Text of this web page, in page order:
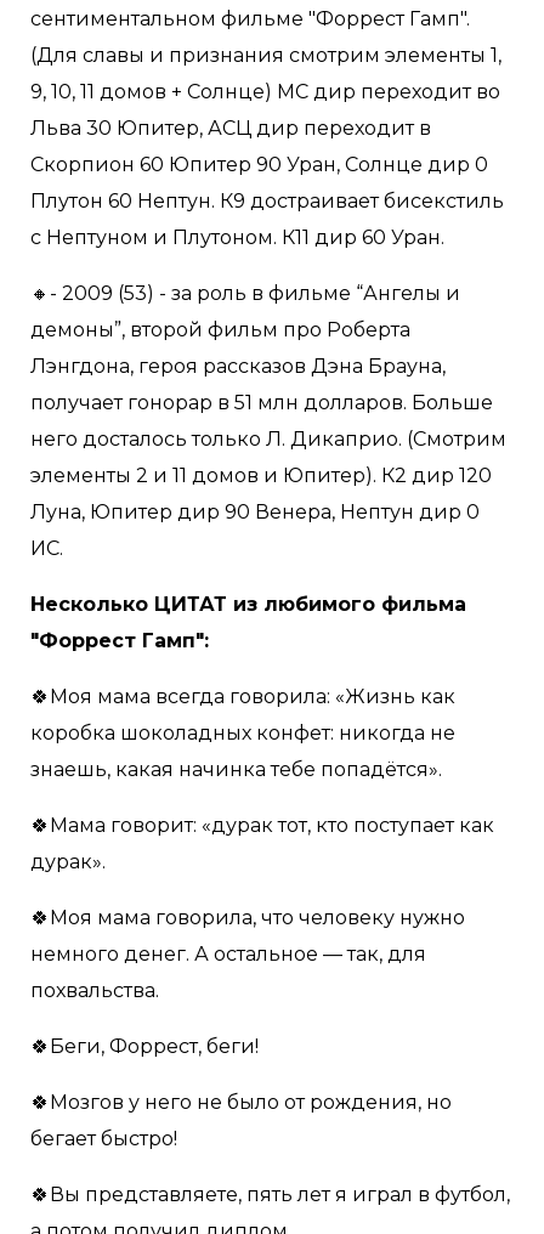
сентиментальном фильме "Форрест Гамп".
(Для славы и признания смотрим элементы 1,
9, 10, 11 домов + Солнце) МС дир переходит во
Льва 30 Юпитер, АСЦ дир переходит в
Скорпион 60 Юпитер 90 Уран, Солнце дир 0
Плутон 60 Нептун. К9 достраивает бисекстиль
с Нептуном и Плутоном. К11 дир 60 Уран.
🔸- 2009 (53) - за роль в фильме “Ангелы и
демоны”, второй фильм про Роберта
Лэнгдона, героя рассказов Дэна Брауна,
получает гонорар в 51 млн долларов. Больше
него досталось только Л. Дикаприо. (Смотрим
элементы 2 и 11 домов и Юпитер). К2 дир 120
Луна, Юпитер дир 90 Венера, Нептун дир 0
ИС.
Несколько ЦИТАТ из любимого фильма
"Форрест Гамп":
🍀Моя мама всегда говорила: «Жизнь как
коробка шоколадных конфет: никогда не
знаешь, какая начинка тебе попадётся».
🍀Мама говорит: «дурак тот, кто поступает как
дурак».
🍀Моя мама говорила, что человеку нужно
немного денег. А остальное — так, для
похвальства.
🍀Беги, Форрест, беги!
🍀Мозгов у него не было от рождения, но
бегает быстро!
🍀Вы представляете, пять лет я играл в футбол,